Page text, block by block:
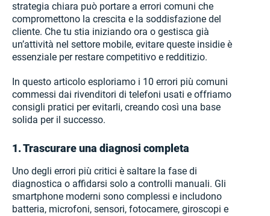
strategia chiara può portare a errori comuni che
compromettono la crescita e la soddisfazione del
cliente. Che tu stia iniziando ora o gestisca già
un’attività nel settore mobile, evitare queste insidie è
essenziale per restare competitivo e redditizio.
In questo articolo esploriamo i 10 errori più comuni
commessi dai rivenditori di telefoni usati e offriamo
consigli pratici per evitarli, creando così una base
solida per il successo.
1. Trascurare una diagnosi completa
Uno degli errori più critici è saltare la fase di
diagnostica o affidarsi solo a controlli manuali. Gli
smartphone moderni sono complessi e includono
batteria, microfoni, sensori, fotocamere, giroscopi e